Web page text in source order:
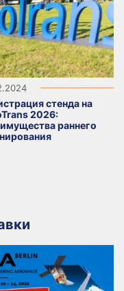
стенда на
2026:
раннего